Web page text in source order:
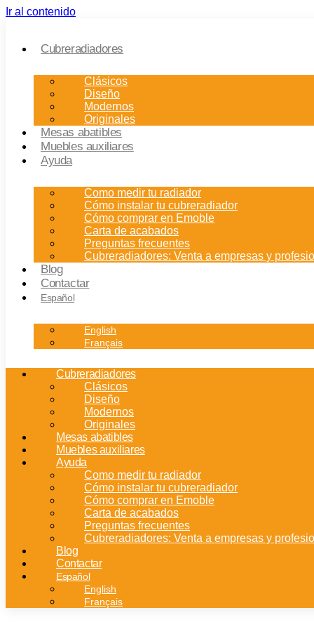
Ir al contenido
Cubreradiadores
Clásicos
Diseño
Modernos
Originales
Mesas abatibles
Muebles auxiliares
Ayuda
Como medir tu radiador
Cómo instalar tu cubreradiador
Cómo comprar en Emoble
Carta de acabados
Preguntas frecuentes
Cubreradiadores: Venta a empresas y
Blog
Contactar
Español
English
Français
Cubreradiadores
Clásicos
Diseño
Modernos
Originales
Mesas abatibles
Muebles auxiliares
Ayuda
Como medir tu radiador
Cómo instalar tu cubreradiador
Cómo comprar en Emoble
Carta de acabados
Preguntas frecuentes
Cubreradiadores: Venta a empresas y
Blog
Contactar
Español
English
Français